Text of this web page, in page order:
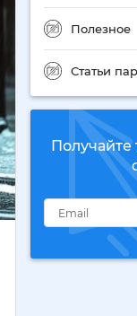
Полезное
Статьи
Получайте